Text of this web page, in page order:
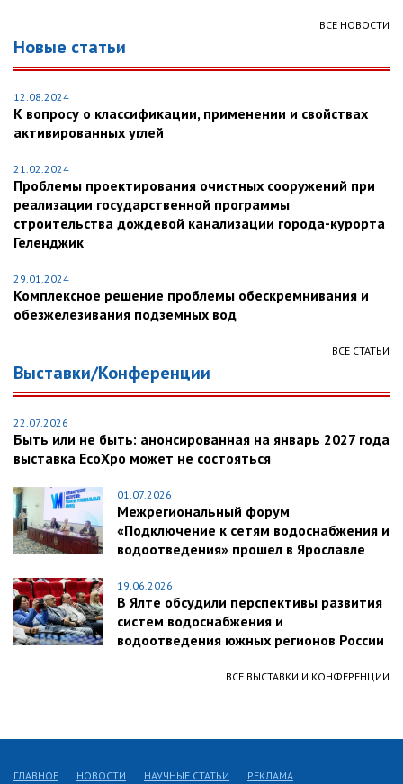
ВСЕ НОВОСТИ
Новые статьи
12.08.2024
К вопросу о классификации, применении и свойствах
активированных углей
21.02.2024
Проблемы проектирования очистных сооружений при
реализации государственной программы
строительства дождевой канализации города-курорта
Геленджик
29.01.2024
Комплексное решение проблемы обескремнивания и
обезжелезивания подземных вод
ВСЕ СТАТЬИ
Выставки/Конференции
22.07.2026
Быть или не быть: анонсированная на январь 2027 года
выставка EcoXpo может не состояться
01.07.2026
Межрегиональный форум
«Подключение к сетям водоснабжения и
водоотведения» прошел в Ярославле
19.06.2026
В Ялте обсудили перспективы развития
систем водоснабжения и
водоотведения южных регионов России
ВСЕ ВЫСТАВКИ И КОНФЕРЕНЦИИ
ГЛАВНОЕ НОВОСТИ НАУЧНЫЕ СТАТЬИ РЕКЛАМА